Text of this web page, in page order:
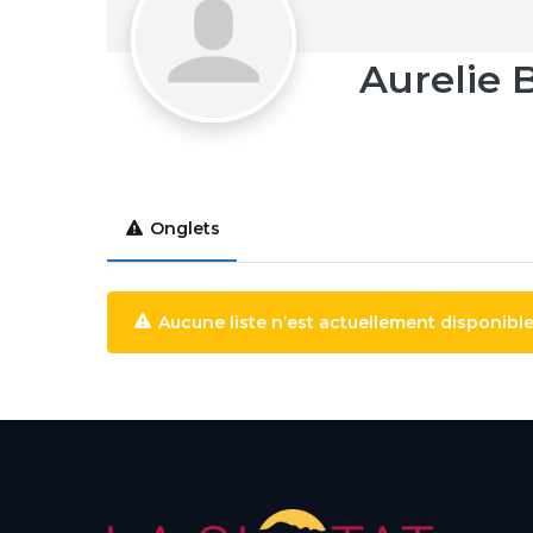
Aurelie
Onglets
Aucune liste n’est actuellement